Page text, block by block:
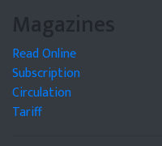
Magazines
Read Online
Subscription
Circulation
Tariff